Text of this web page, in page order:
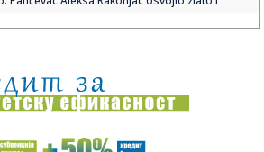
AMG GT 53 4-Door Coupe
na današnji datum, 7. avgust